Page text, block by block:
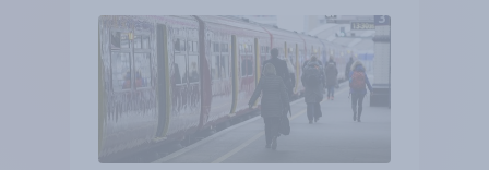
auf öffentliche
Verkehrsmittel um